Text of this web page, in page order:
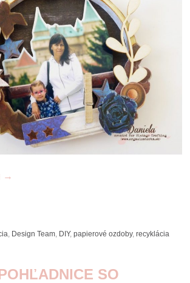
→
Design Team DIY,papierové ozdoby,recyklácia
SO